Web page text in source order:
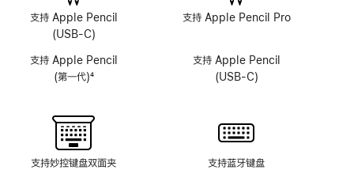
像
头
统
支持 Apple Pencil
(USB-C)
支持 Apple Pencil
(第一代)4
支持妙控键盘双面夹
像
统
支持 Apple Pencil Pro
支持 Apple Pencil
(USB-C)
支持蓝牙键盘